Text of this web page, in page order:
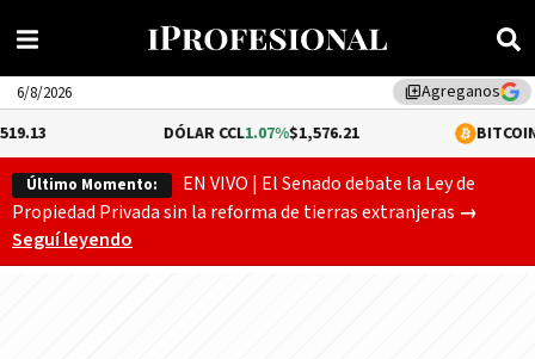
library_addAgreganos
6/8/2026
1.07%$1,576.21 0.29%
Último Momento:
EN VIVO | El Senado debate la Ley de
Propiedad Privada sin la reforma de tierras extranjeras El
→
Seguí leyendo